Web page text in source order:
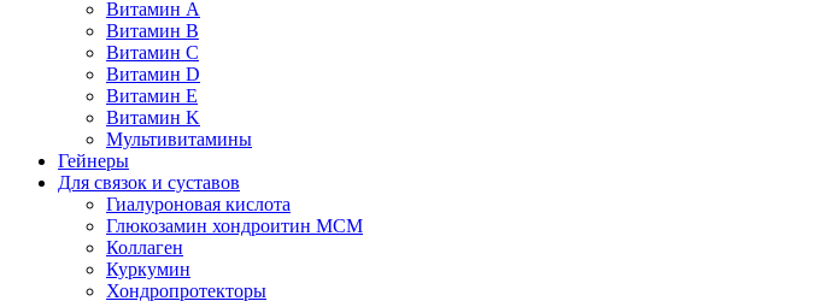
Витамин A
Витамин B
Витамин C
Витамин D
Витамин E
Витамин K
Мультивитамины
Гейнеры
Для связок и суставов
Гиалуроновая кислота
Глюкозамин хондроитин МСМ
Коллаген
Куркумин
Хондропротекторы